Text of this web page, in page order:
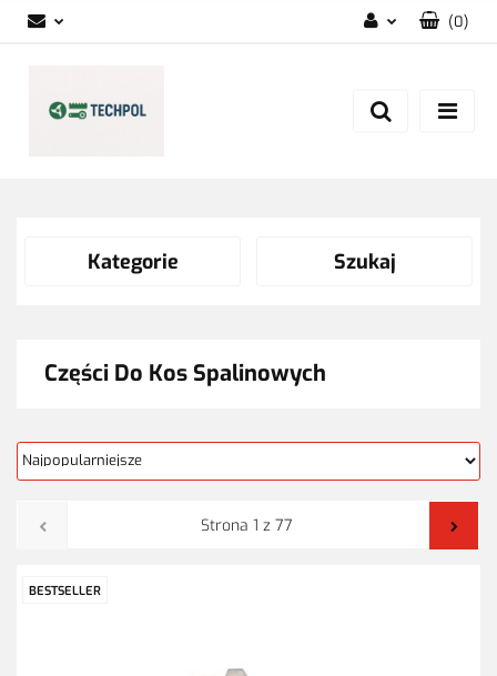
Zarejestruj się
(0)
Kategorie Szukaj
Części Do Kos Spalinowych
BESTSELLER